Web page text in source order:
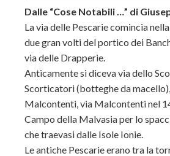
Dalle “Cose Notabili …” di
La via delle Pescarie comincia
due gran volti del portico dei
via delle Drapperie.
Anticamente si diceva via dello
Scorticatori (botteghe da
Malcontenti, via Malcontenti nel
Campo della Malvasia per lo
che traevasi dalle Isole Ionie.
Le antiche Pescarie erano tra la